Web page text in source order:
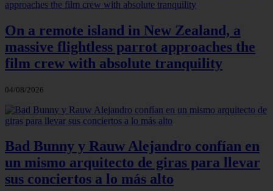
On a remote island in New Zealand, a
massive flightless parrot approaches the
film crew with absolute tranquility
04/08/2026
Bad Bunny y Rauw Alejandro confían en
un mismo arquitecto de giras para llevar
sus conciertos a lo más alto